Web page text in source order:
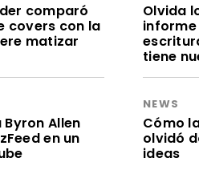
comparó
covers con la
matizar
Allen
en un
Olvida
tiene
NEWS
Cómo
olvidó
ideas